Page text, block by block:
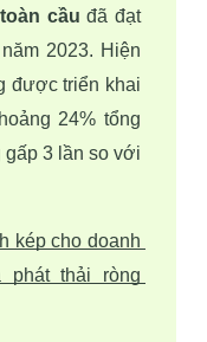
cầu đã đạt
2023. Hiện
được triển khai
24% tổng
gấp 3 lần so với
kép cho doanh
phát thải ròng